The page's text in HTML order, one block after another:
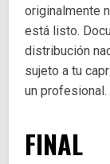
originalmente
está listo.
distribución
sujeto a tu
un profesional.
FINAL